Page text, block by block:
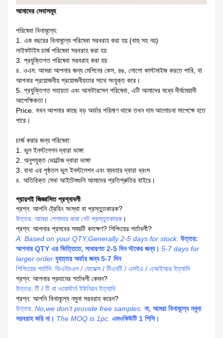
আমাদের সেবাসমূহ
পরিষেবা বিনামূল্যে:
1. এক বছরের বিনামূল্যে পরিষেবা সরবরাহ করা হয় (বাহু সহ নয়)
লাইফটাইম চার্জ পরিষেবা সরবরাহ করা হয়
3. প্রযুক্তিগত পরিষেবা সরবরাহ করা হয়
৪. ওএম: আমরা আপনার জন্য মেশিনের কেস, রঙ, লোগো কাস্টমাইজ করতে পারি, যা
আপনার প্রয়োজনীয় প্রয়োজনীয়তার সাথে সংযুক্ত করে।
5. প্রযুক্তিগত সহায়তা এবং আফটারসেল পরিষেবা, এটি আমাদের মধ্যে দীর্ঘমেয়াদী
আপেক্ষিকতা।
Price. যখন আপনার কাছে বড় অর্ডার পরিমাণ থাকে তখন দাম আলোচনা সাপেক্ষে হতে
পারে।
চার্জ করার জন্য পরিষেবা:
1. ভুল ইনস্টলেশন দ্বারা ভাঙ্গা
2. অনুপযুক্ত ভোল্টেজ দ্বারা ভাঙ্গা
3. বাধা এর পৃষ্ঠতল ভুল ইনস্টলেশন এবং ব্যবহার দ্বারা ধ্বংস
৪. অতিরিক্ত সেবা আইটেমগুলি আমাদের প্রতিশ্রুতির বাইরে।
প্রায়শই জিজ্ঞাসিত প্রশ্নাবলী
প্রশ্ন: আপনি ট্রেডিং সংস্থা বা প্রস্তুতকারক?
উত্তর: আমরা পেশাদার বাধা গেট প্রস্তুতকারক ।
প্রশ্ন: আপনার প্রসবের সময়টি কতক্ষণ? শিপিংয়ের শর্তাবলী?
A: Based on your QTY,Generally 2-5 days for stock. উত্তর:
আপনার QTY এর ভিত্তিতে, সাধারণত 2-5 দিন স্টকের জন্য। 5-7 days for
larger order বৃহত্তর অর্ডার জন্য 5-7 দিন
শিপিংয়ের শর্তাদি: ডিএইচএল / ফেডেক্স / টিএনটি / এসইএ / এআইআর ইত্যাদি
প্রশ্ন: আপনার প্রদানের শর্তাবলী কেমন?
উত্তর: টি / টি বা ওয়েস্টার্ন ইউনিয়ন ইত্যাদি
প্রশ্ন: আপনি বিনামূল্যে নমুনা সরবরাহ করেন?
উত্তর: No,we don't provide free samples. না, আমরা বিনামূল্যে নমুনা
সরবরাহ করি না। The MOQ is 1pc. এমওকিউটি 1 পিসি।